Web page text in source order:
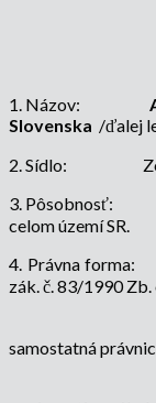
1. Názov:
Slovenska /ďalej
2. Sídlo:
3. Pôsobnosť:
celom území SR.
4. Právna forma:
zák. č. 83/1990
samostatná